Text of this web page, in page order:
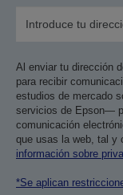
Al enviar tu dirección
para recibir
estudios de mercado
servicios de Epson—
comunicación
que usas la web, tal y
información sobre
*Se aplican